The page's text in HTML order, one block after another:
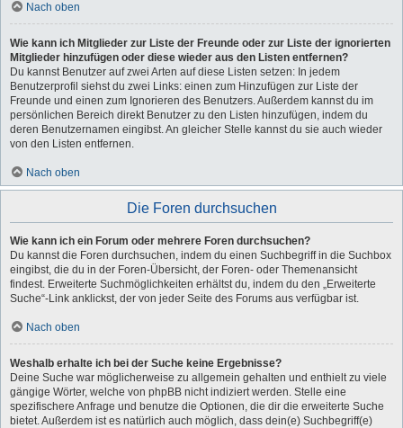
Nach oben
Wie kann ich Mitglieder zur Liste der Freunde oder zur Liste der ignorierten
Mitglieder hinzufügen oder diese wieder aus den Listen entfernen?
Du kannst Benutzer auf zwei Arten auf diese Listen setzen: In jedem
Benutzerprofil siehst du zwei Links: einen zum Hinzufügen zur Liste der
Freunde und einen zum Ignorieren des Benutzers. Außerdem kannst du im
persönlichen Bereich direkt Benutzer zu den Listen hinzufügen, indem du
deren Benutzernamen eingibst. An gleicher Stelle kannst du sie auch wieder
von den Listen entfernen.
Nach oben
Die Foren durchsuchen
Wie kann ich ein Forum oder mehrere Foren durchsuchen?
Du kannst die Foren durchsuchen, indem du einen Suchbegriff in die Suchbox
eingibst, die du in der Foren-Übersicht, der Foren- oder Themenansicht
findest. Erweiterte Suchmöglichkeiten erhältst du, indem du den „Erweiterte
Suche“-Link anklickst, der von jeder Seite des Forums aus verfügbar ist.
Nach oben
Weshalb erhalte ich bei der Suche keine Ergebnisse?
Deine Suche war möglicherweise zu allgemein gehalten und enthielt zu viele
gängige Wörter, welche von phpBB nicht indiziert werden. Stelle eine
spezifischere Anfrage und benutze die Optionen, die dir die erweiterte Suche
bietet. Außerdem ist es natürlich auch möglich, dass dein(e) Suchbegriff(e)